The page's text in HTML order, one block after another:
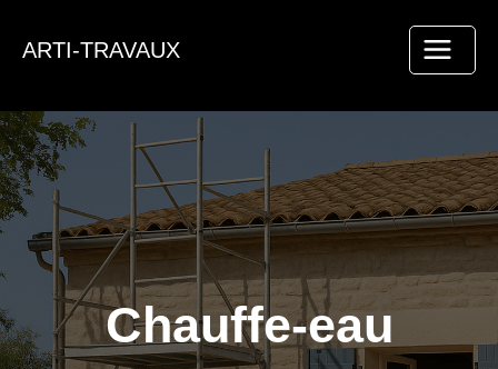
ARTI-TRAVAUX
Chauffe-eau